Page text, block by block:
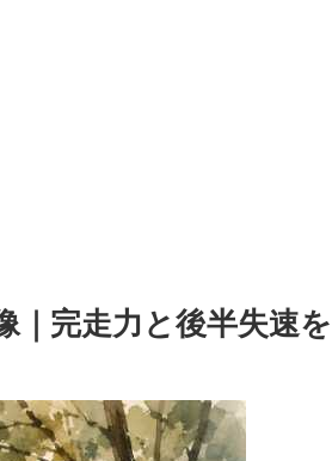
｜完走力と後半失速を